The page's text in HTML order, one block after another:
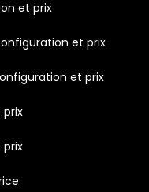
et prix
et prix
et prix
prix
prix